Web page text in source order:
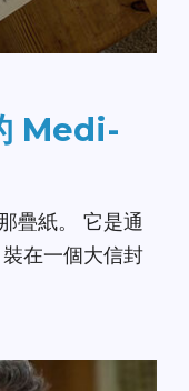
Medi-
疊紙。 它是通
在一個大信封